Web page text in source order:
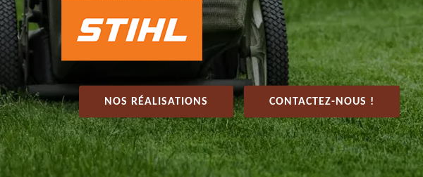
NOS RÉALISATIONS CONTACTEZ-NOUS !